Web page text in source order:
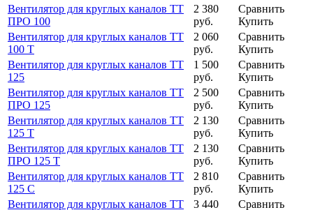
Вентилятор для круглых каналов ТТ
ПРО 100
2 380
руб.
Сравнить
Купить
Вентилятор для круглых каналов ТТ
100 Т
2 060
руб.
Сравнить
Купить
Вентилятор для круглых каналов ТТ
125
1 500
руб.
Сравнить
Купить
Вентилятор для круглых каналов ТТ
ПРО 125
2 500
руб.
Сравнить
Купить
Вентилятор для круглых каналов ТТ
125 Т
2 130
руб.
Сравнить
Купить
Вентилятор для круглых каналов ТТ
ПРО 125 Т
2 130
руб.
Сравнить
Купить
Вентилятор для круглых каналов ТТ
125 С
2 810
руб.
Сравнить
Купить
Вентилятор для круглых каналов ТТ
3 440
Сравнить